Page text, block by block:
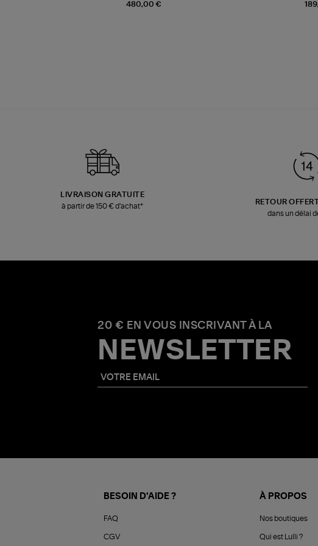
480,00 €
LIVRAISON GRATUITE
à partir de 150 € d'achat*
RETOUR
dans un délai
20 € EN VOUS INSCRIVANT À LA
NEWSLETTER
BESOIN D'AIDE ?
FAQ
CGV
À PROPOS
Nos boutiques
Qui est Lulli ?